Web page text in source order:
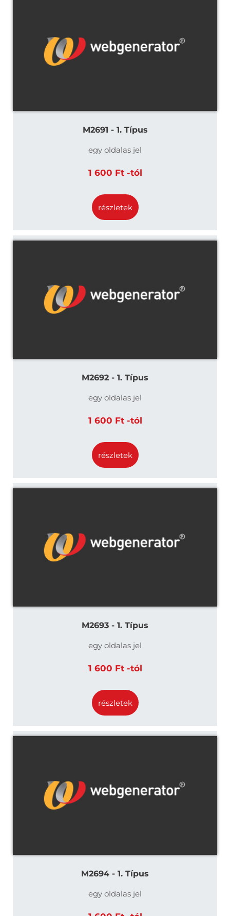
M2691 - 1. Típus
egy oldalas jel
1 600 Ft -tól
részletek
M2692 - 1. Típus
egy oldalas jel
1 600 Ft -tól
részletek
M2693 - 1. Típus
egy oldalas jel
1 600 Ft -tól
részletek
M2694 - 1. Típus
egy oldalas jel